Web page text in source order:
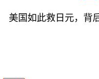
美国如此救日元，背